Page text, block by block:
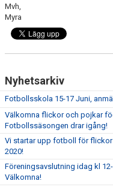
KALENDER
HYRA/BOKA FOTBOLLSPLAN
Mvh,
Myra
Nyhetsarkiv
Fotbollsskola 15-17 Juni,
Välkomna flickor och pojkar
Fotbollssäsongen drar igång!
Vi startar upp fotboll för
2020!
Föreningsavslutning idag kl
Välkomna!